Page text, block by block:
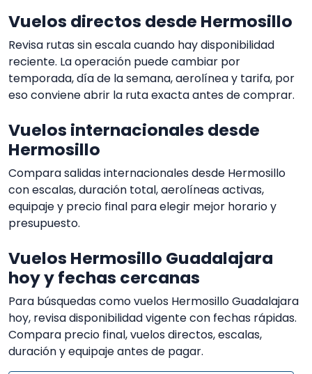
Vuelos directos desde Hermosillo
Revisa rutas sin escala cuando hay disponibilidad
reciente. La operación puede cambiar por
temporada, día de la semana, aerolínea y tarifa, por
eso conviene abrir la ruta exacta antes de comprar.
Vuelos internacionales desde
Hermosillo
Compara salidas internacionales desde Hermosillo
con escalas, duración total, aerolíneas activas,
equipaje y precio final para elegir mejor horario y
presupuesto.
Vuelos Hermosillo Guadalajara
hoy y fechas cercanas
Para búsquedas como vuelos Hermosillo Guadalajara
hoy, revisa disponibilidad vigente con fechas rápidas.
Compara precio final, vuelos directos, escalas,
duración y equipaje antes de pagar.